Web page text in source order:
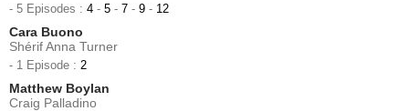
- 5 Episodes : 4 - 5 - 7 - 9 - 12
Cara Buono
Shérif Anna Turner
- 1 Episode : 2
Matthew Boylan
Craig Palladino